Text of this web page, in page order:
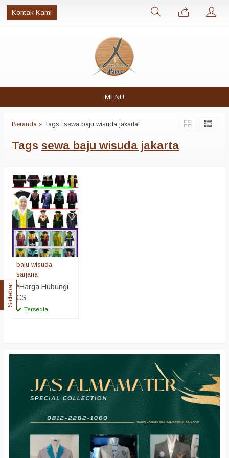
Kontak Kami
MENU
Beranda »Tags "sewa baju wisuda jakarta"
Tags sewa baju wisuda jakarta
baju wisuda
sarjana
*Harga Hubungi
CS
Tersedia
Sidebar